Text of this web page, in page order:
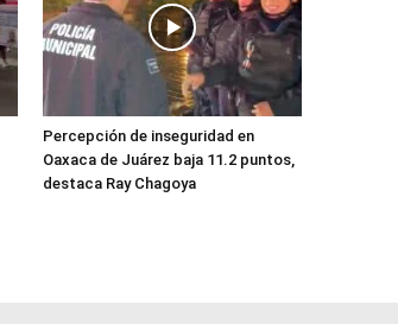
Percepción de inseguridad en
Oaxaca de Juárez baja 11.2 puntos,
destaca Ray Chagoya